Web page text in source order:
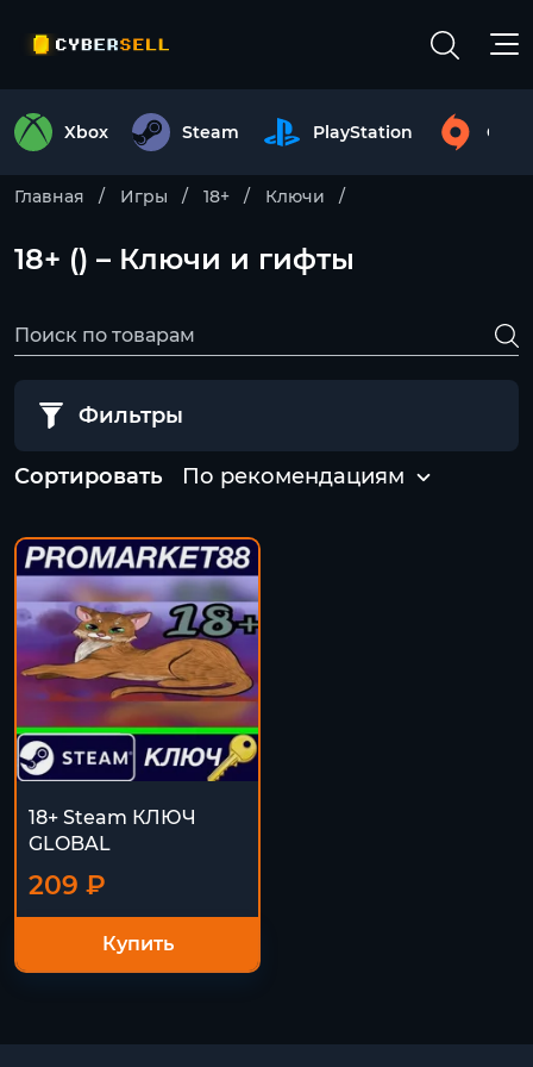
Xbox Steam PlayStation
Главная Игры 18+ Ключи
18+ () – Ключи и гифты
Фильтры
Сортировать По рекомендациям
18+ Steam КЛЮЧ
GLOBAL
209 ₽
Купить